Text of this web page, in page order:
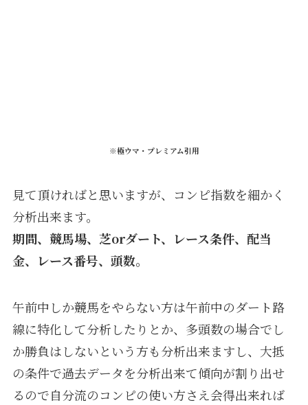
※極ウマ・プレミアム引用
見て頂ければと思いますが、コンピ指数を細かく
分析出来ます。
期間、競馬場、芝orダート、レース条件、配当
金、レース番号、頭数。
午前中しか競馬をやらない方は午前中のダート路
線に特化して分析したりとか、多頭数の場合でし
か勝負はしないという方も分析出来ますし、大抵
の条件で過去データを分析出来て傾向が割り出せ
るので自分流のコンピの使い方さえ会得出来れば